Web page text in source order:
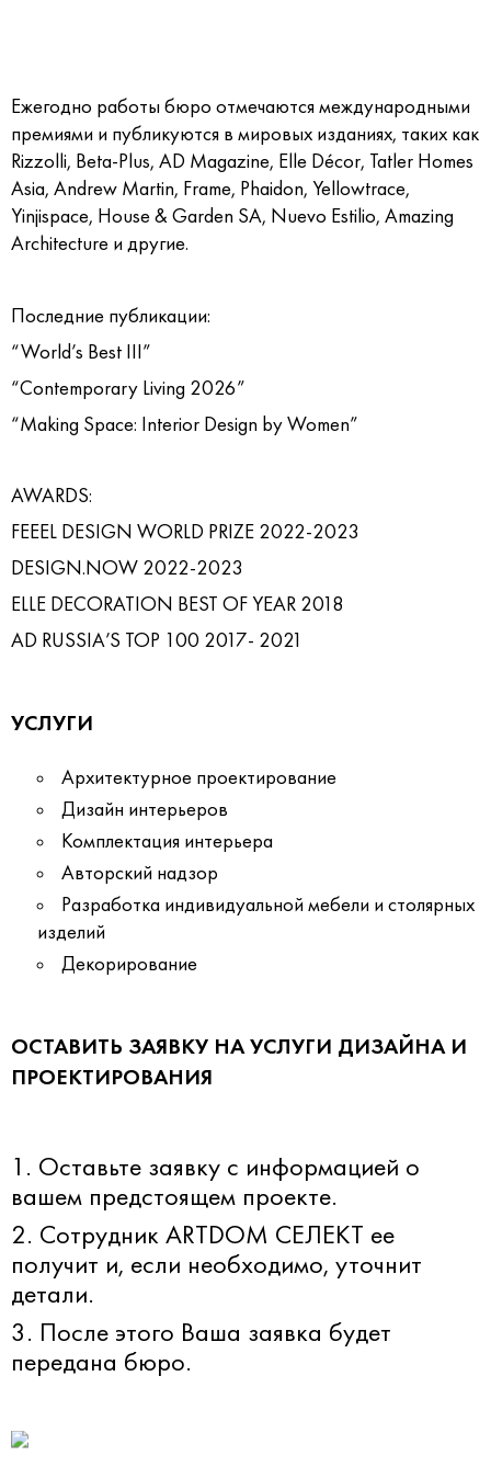
Ежегодно работы бюро отмечаются международными
премиями и публикуются в мировых изданиях, таких как
Rizzolli, Beta-Plus, AD Magazine, Elle Décor, Tatler Homes
Asia, Andrew Martin, Frame, Phaidon, Yellowtrace,
Yinjispace, House & Garden SA, Nuevo Estilio, Amazing
Architecture и другие.
Последние публикации:
“World’s Best III”
“Contemporary Living 2026”
“Making Space: Interior Design by Women”
AWARDS:
FEEEL DESIGN WORLD PRIZE 2022-2023
DESIGN.NOW 2022-2023
ELLE DECORATION BEST OF YEAR 2018
AD RUSSIA’S TOP 100 2017- 2021
УСЛУГИ
Архитектурное проектирование
Дизайн интерьеров
Комплектация интерьера
Авторский надзор
Разработка индивидуальной мебели и столярных
изделий
Декорирование
ОСТАВИТЬ ЗАЯВКУ НА УСЛУГИ ДИЗАЙНА И
ПРОЕКТИРОВАНИЯ
1. Оставьте заявку с информацией о
вашем предстоящем проекте.
2. Сотрудник ARTDOM СЕЛЕКТ ее
получит и, если необходимо, уточнит
детали.
3. После этого Ваша заявка будет
передана бюро.